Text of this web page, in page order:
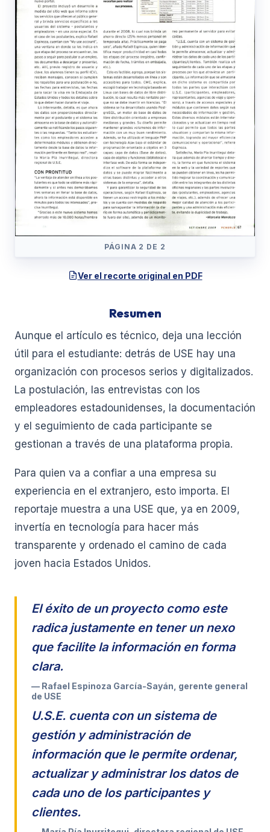
PÁGINA 2 DE 2
Ver el recorte original en PDF
Resumen
Aunque el artículo es técnico, deja una lección
útil para el estudiante: detrás de USE hay una
organización con procesos serios y digitalizados.
La postulación, las entrevistas con los
empleadores estadounidenses, la documentación
y el seguimiento de cada participante se
gestionan a través de una plataforma propia.
Para quien va a confiar a una empresa su
experiencia en el extranjero, esto importa. El
reportaje muestra a una USE que, ya en 2009,
invertía en tecnología para hacer más
transparente y ordenado el camino de cada
joven hacia Estados Unidos.
El éxito de un proyecto como este
radica justamente en tener un nexo
que facilite la información en forma
clara.
Rafael Espinoza García-Sayán, gerente general
de USE
U.S.E. cuenta con un sistema de
gestión y administración de
información que le permite ordenar,
actualizar y administrar los datos de
cada uno de los participantes y
clientes.